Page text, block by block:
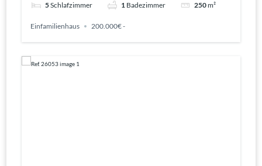
5Schlafzimmer 1 Badezimmer 250m²
Einfamilienhaus 200.000€ -